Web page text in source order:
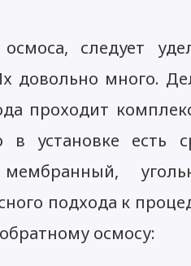
следует
довольно много.
проходит
установке есть
подхода к
осмосу: